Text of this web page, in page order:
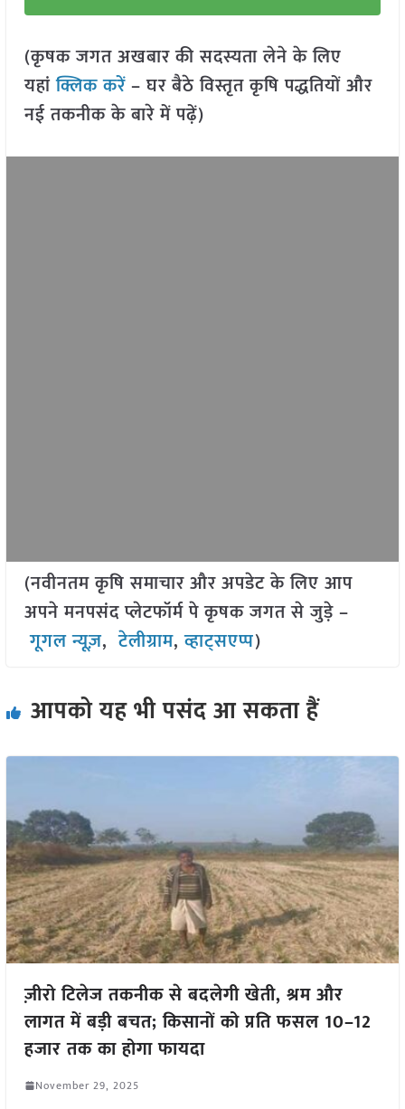
(कृषक जगत अखबार की सदस्यता लेने के लिए
यहांक्लिक करें– घर बैठे विस्तृत कृषि पद्धतियों और
नई तकनीक के बारे में पढ़ें)
(नवीनतम कृषि समाचार और अपडेट के लिए आप
अपने मनपसंद प्लेटफॉर्म पे कृषक जगत से जुड़े –
गूगल न्यूज़,टेलीग्राम,व्हाट्सएप्प)
आपको यह भी पसंद आ सकता हैं
ज़ीरो टिलेज तकनीक से बदलेगी खेती, श्रम और
लागत में बड़ी बचत; किसानों को प्रति फसल 10–12
हजार तक का होगा फायदा
November 29, 2025